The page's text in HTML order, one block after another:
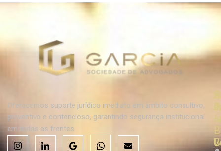
Oferecemos suporte jurídico imediato em âmbito consultivo,
preventivo e contencioso, garantindo segurança institucional
em todas as frentes.
–
–
–